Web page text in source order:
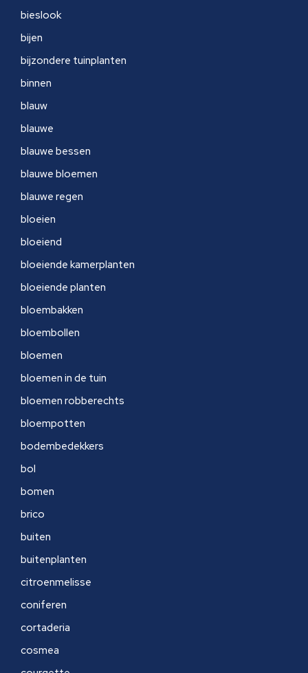
bieslook
bijen
bijzondere tuinplanten
binnen
blauw
blauwe
blauwe bessen
blauwe bloemen
blauwe regen
bloeien
bloeiend
bloeiende kamerplanten
bloeiende planten
bloembakken
bloembollen
bloemen
bloemen in de tuin
bloemen robberechts
bloempotten
bodembedekkers
bol
bomen
brico
buiten
buitenplanten
citroenmelisse
coniferen
cortaderia
cosmea